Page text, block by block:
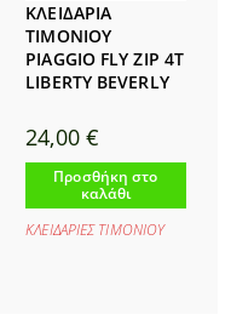
ΚΛΕΙΔΑΡΙΑ
ΤΙΜΟΝΙΟΥ
PIAGGIO FLY ZIP 4T
LIBERTY BEVERLY
24,00 €
Προσθήκη στο
καλάθι
ΚΛΕΙΔΑΡΙΕΣ ΤΙΜΟΝΙΟΥ